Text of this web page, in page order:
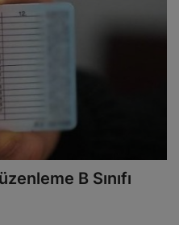
B Sınıfı